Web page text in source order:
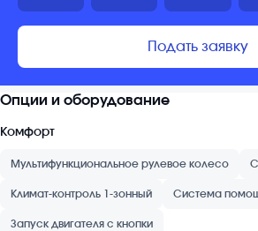
Подать заявку
Опции и оборудование
Комфорт
Мультифункциональное рулевое колесо
Климат-контроль 1-зонный Система
Запуск двигателя с кнопки